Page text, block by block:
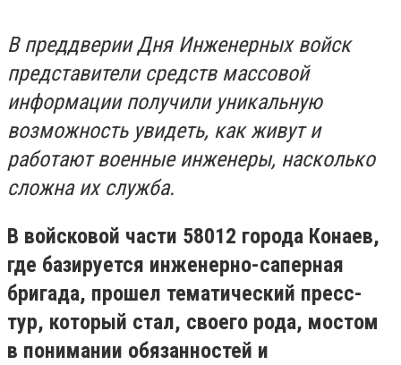
В преддверии Дня Инженерных войск
представители средств массовой
информации получили уникальную
возможность увидеть, как живут и
работают военные инженеры, насколько
сложна их служба.
В войсковой части 58012 города Конаев,
где базируется инженерно-саперная
бригада, прошел тематический пресс-
тур, который стал, своего рода, мостом
в понимании обязанностей и